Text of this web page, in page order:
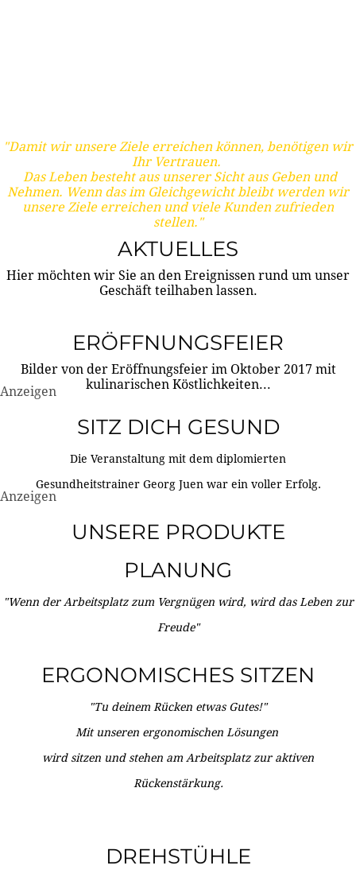
"Damit wir unsere Ziele erreichen können, benötigen wir
Ihr Vertrauen.
Das Leben besteht aus unserer Sicht aus Geben und
Nehmen. Wenn das im Gleichgewicht bleibt werden wir
unsere Ziele erreichen und viele Kunden zufrieden
stellen."
AKTUELLES
Hier möchten wir Sie an den Ereignissen rund um unser
Geschäft teilhaben lassen.
ERÖFFNUNGSFEIER
Bilder von der Eröffnungsfeier im Oktober 2017 mit
kulinarischen Köstlichkeiten...
Anzeigen
SITZ DICH GESUND
Die Veranstaltung mit dem diplomierten
Gesundheitstrainer Georg Juen war ein voller Erfolg.
Anzeigen
UNSERE PRODUKTE
PLANUNG
"Wenn der Arbeitsplatz zum Vergnügen wird, wird das Leben zur
Freude"
ERGONOMISCHES SITZEN
"Tu deinem Rücken etwas Gutes!"
Mit unseren ergonomischen Lösungen
wird sitzen und stehen am Arbeitsplatz zur aktiven
Rückenstärkung.
DREHSTÜHLE